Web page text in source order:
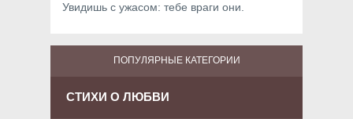
Увидишь с ужасом: тебе враги они.
ПОПУЛЯРНЫЕ КАТЕГОРИИ
СТИХИ О ЛЮБВИ